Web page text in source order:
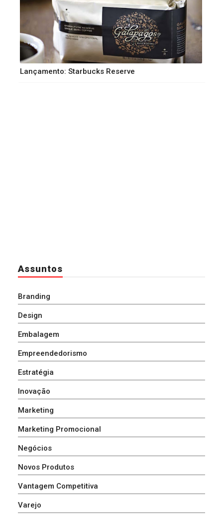
Lançamento: Starbucks Reserve
Assuntos
Branding
Design
Embalagem
Empreendedorismo
Estratégia
Inovação
Marketing
Marketing Promocional
Negócios
Novos Produtos
Vantagem Competitiva
Varejo